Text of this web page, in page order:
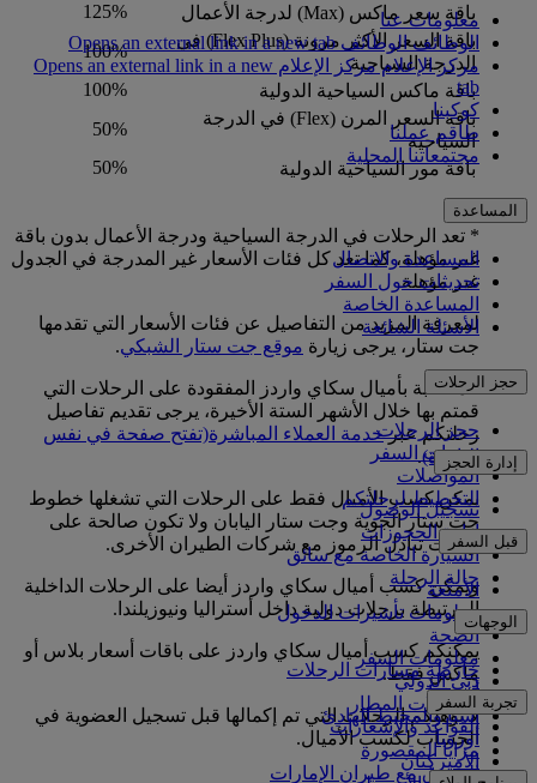
باقة سعر ماكس (Max) لدرجة الأعمال
125%
باقة السعر الأكثر مرونة (Flex Plus) في
الدرجة السياحية
100%
باقة ماكس السياحية الدولية
100%
باقة السعر المرن (Flex) في الدرجة
السياحية
50%
باقة مور السياحية الدولية
50%
* تعد الرحلات في الدرجة السياحية ودرجة الأعمال بدون باقة
غير مؤهلة، كما تعد كل فئات الأسعار غير المدرجة في الجدول
غير مؤهلة
لمعرفة المزيد من التفاصيل عن فئات الأسعار التي تقدمها
جت ستار، يرجى زيارة موقع جت ستار الشبكي.
للمطالبة بأميال سكاي واردز المفقودة على الرحلات التي
قمتم بها خلال الأشهر الستة الأخيرة، يرجى تقديم تفاصيل
رحلتكم عبرخدمة العملاء المباشرة(تفتح صفحة في نفس
النافذة).
يمكن كسب الأميال فقط على الرحلات التي تشغلها خطوط
جت ستار الجوية وجت ستار اليابان ولا تكون صالحة على
رحلات تبادل الرموز مع شركات الطيران الأخرى.
ويمكن كسب أميال سكاي واردز أيضا على الرحلات الداخلية
المرتبطة برحلات دولية داخل أستراليا ونيوزيلندا.
يمكنكم كسب أميال سكاي واردز على باقات أسعار بلاس أو
ماكس فقط.
لا تؤهلكم الرحلات التي تم إكمالها قبل تسجيل العضوية في
الحساب لكسب الأميال.
معلومات عنا
الوظائفالوظائف Opens an external link in a new tab
مركز الإعلام
مركز الإعلام Opens an external link in a new
tab
كوكبنا
طاقم عملنا
مجتمعاتنا المحلية
المساعدة
المساعدة والاتصال
تحديثات حول السفر
المساعدة الخاصة
الأسئلة الشائعة
حجز الرحلات
حجز الرحلات
خدمات السفر
المواصلات
التخطيط لرحلتكم
إدارة الحجز
تسجيل الوصول
إدارة الحجوزات
السيارة الخاصة مع سائق
حالة الرحلة
قبل السفر
الأمتعة
معلومات تأشيرات الدخول
الصحة
معلومات السفر
دبي الدولي
مواصلات المطار
القواعد والإشعارات
الوجهات
خارطة مسارات الرحلات
أفريقيا
آسيا والمحيط الهادئ
أوروبا
الأميركتان
تجربة السفر
مزايا المقصورة
التسوق مع طيران الإمارات